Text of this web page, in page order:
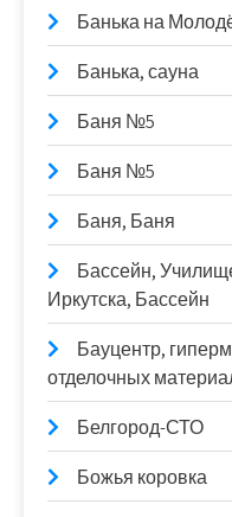
Банька на
Банька, сауна
Баня №5
Баня №5
Баня, Баня
Бассейн,
Иркутска, Бассейн
Бауцентр,
отделочных
Белгород-СТО
Божья коровка